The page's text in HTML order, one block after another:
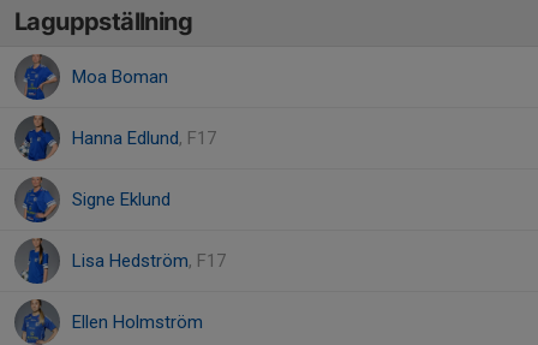
Laguppställning
Moa Boman
Hanna Edlund, F17
Signe Eklund
Lisa Hedström, F17
Ellen Holmström